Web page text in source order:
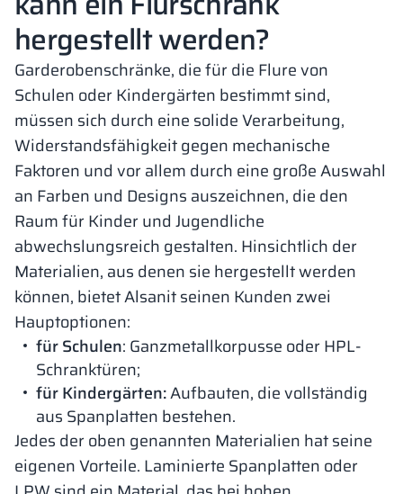
hergestellt werden?
Garderobenschränke, die für die Flure von
Schulen oder Kindergärten bestimmt sind,
müssen sich durch eine solide Verarbeitung,
Widerstandsfähigkeit gegen mechanische
Faktoren und vor allem durch eine große Auswahl
an Farben und Designs auszeichnen, die den
Raum für Kinder und Jugendliche
abwechslungsreich gestalten. Hinsichtlich der
Materialien, aus denen sie hergestellt werden
können, bietet Alsanit seinen Kunden zwei
Hauptoptionen:
für Schulen: Ganzmetallkorpusse oder HPL-
Schranktüren;
für Kindergärten:Aufbauten, die vollständig
aus Spanplatten bestehen.
Jedes der oben genannten Materialien hat seine
eigenen Vorteile. Laminierte Spanplatten oder